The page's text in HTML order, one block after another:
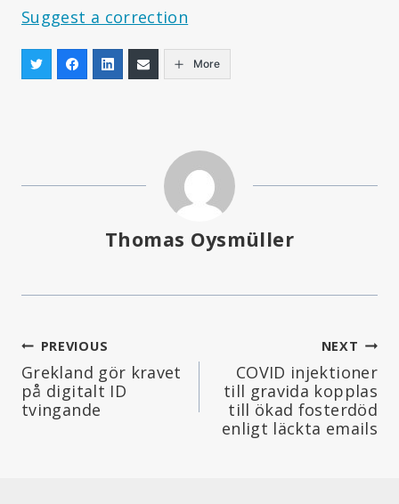
Suggest a correction
More
Thomas Oysmüller
Inläggsnavigering
PREVIOUS
Grekland gör kravet
på digitalt ID
tvingande
NEXT
COVID injektioner
till gravida kopplas
till ökad fosterdöd
enligt läckta emails